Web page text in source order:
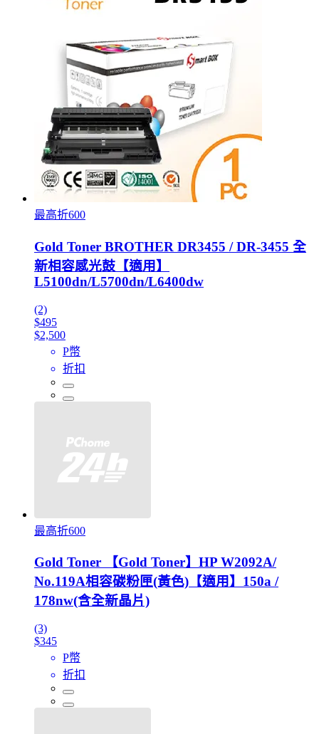
最高折600
Gold Toner BROTHER DR3455 / DR-3455 全
新相容感光鼓【適用】
L5100dn/L5700dn/L6400dw
(2)
$495
$2,500
P幣
折扣
最高折600
Gold Toner 【Gold Toner】HP W2092A/
No.119A相容碳粉匣(黃色)【適用】150a /
178nw(含全新晶片)
(3)
$345
P幣
折扣